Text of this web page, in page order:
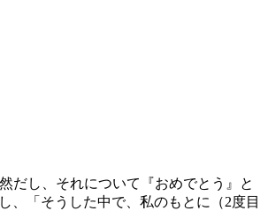
だし、それについて『おめでとう』と
、「そうした中で、私のもとに（2度目